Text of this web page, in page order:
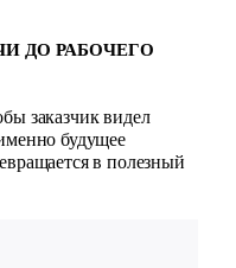
ДО РАБОЧЕГО
заказчик видел
будущее
в полезный